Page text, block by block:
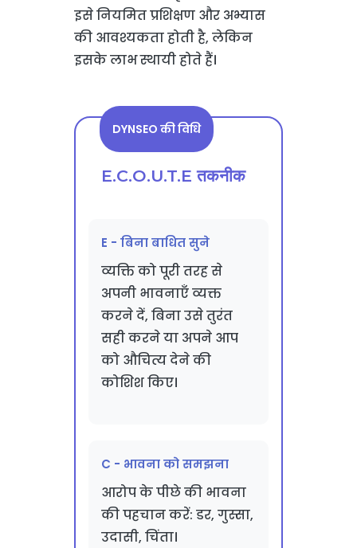
इसे नियमित प्रशिक्षण और अभ्यास
की आवश्यकता होती है, लेकिन
इसके लाभ स्थायी होते हैं।
DYNSEO की विधि
E.C.O.U.T.E तकनीक
E - बिना बाधित सुने
व्यक्ति को पूरी तरह से
अपनी भावनाएँ व्यक्त
करने दें, बिना उसे तुरंत
सही करने या अपने आप
को औचित्य देने की
कोशिश किए।
C - भावना को समझना
आरोप के पीछे की भावना
की पहचान करें: डर, गुस्सा,
उदासी, चिंता।